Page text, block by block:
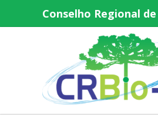
Conselho Regional